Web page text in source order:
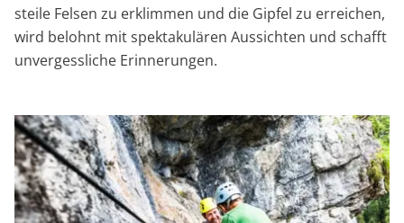
steile Felsen zu erklimmen und die Gipfel zu erreichen,
wird belohnt mit spektakulären Aussichten und schafft
unvergessliche Erinnerungen.